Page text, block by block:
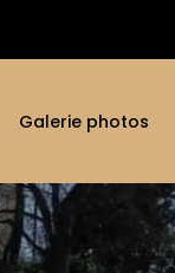
Galerie photos